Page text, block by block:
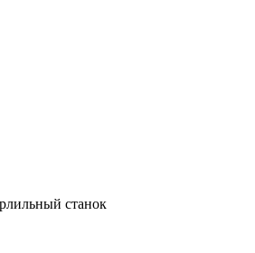
станок